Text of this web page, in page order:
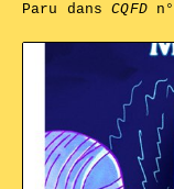
Paru dansCQFD